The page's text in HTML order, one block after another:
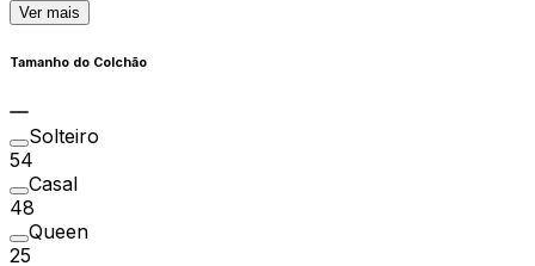
Ver mais
Tamanho do Colchão
Solteiro
54
Casal
48
Queen
25